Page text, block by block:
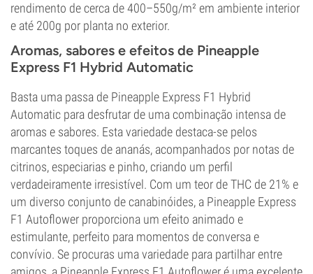
rendimento de cerca de 400–550g/m² em ambiente interior
e até 200g por planta no exterior.
Aromas, sabores e efeitos de Pineapple
Express F1 Hybrid Automatic
Basta uma passa de Pineapple Express F1 Hybrid
Automatic para desfrutar de uma combinação intensa de
aromas e sabores. Esta variedade destaca-se pelos
marcantes toques de ananás, acompanhados por notas de
citrinos, especiarias e pinho, criando um perfil
verdadeiramente irresistível. Com um teor de THC de 21% e
um diverso conjunto de canabinóides, a Pineapple Express
F1 Autoflower proporciona um efeito animado e
estimulante, perfeito para momentos de conversa e
convívio. Se procuras uma variedade para partilhar entre